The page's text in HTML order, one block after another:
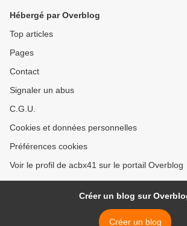
Hébergé par Overblog
Top articles
Pages
Contact
Signaler un abus
C.G.U.
Cookies et données personnelles
Préférences cookies
Voir le profil de acbx41 sur le portail Overblog
Créer un blog sur
Créer un blog